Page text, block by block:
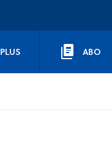
PLUS ABO